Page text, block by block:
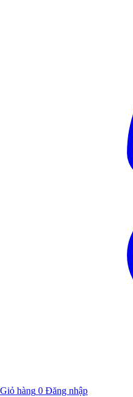
Giỏ hàng 0 Đăng nhập